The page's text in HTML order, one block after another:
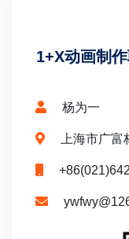
1+X动画制
杨为一
上海市广